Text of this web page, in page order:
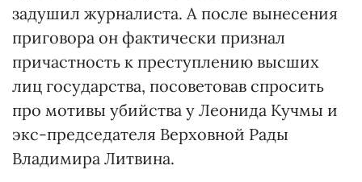
задушил журналиста. А после вынесения
приговора он фактически признал
причастность к преступлению высших
лиц государства, посоветовав спросить
про мотивы убийства у Леонида Кучмы и
экс-председателя Верховной Рады
Владимира Литвина.